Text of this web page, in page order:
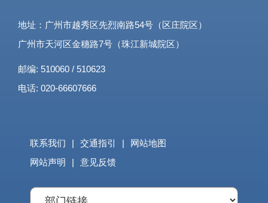
地址：广州市越秀区先烈南路54号（区庄院区）
广州市天河区金穗路7号（珠江新城院区）
邮编: 510060 / 510623
电话: 020-66607666
联系我们 交通指引
网站地图
网站声明
意见反馈